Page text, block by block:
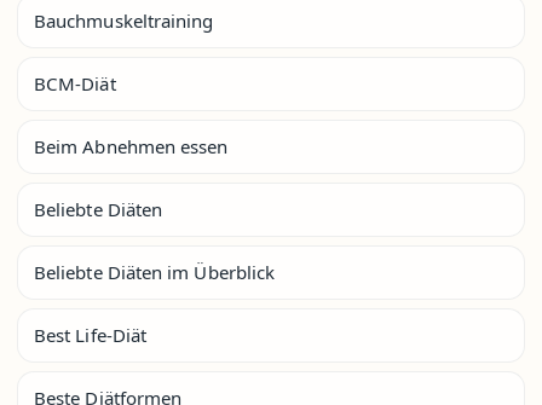
Bauchmuskeltraining
BCM-Diät
Beim Abnehmen essen
Beliebte Diäten
Beliebte Diäten im Überblick
Best Life-Diät
Beste Diätformen